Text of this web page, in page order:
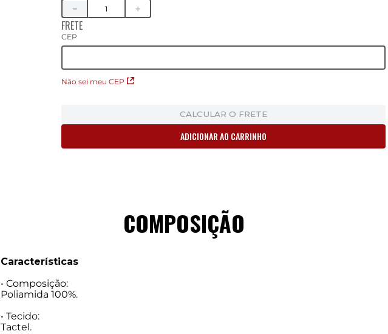
＋
－
FRETE
CEP
Não sei meu CEP
CALCULAR O FRETE
ADICIONAR AO CARRINHO
COMPOSIÇÃO
Características
• Composição:
Poliamida 100%.
• Tecido:
Tactel.